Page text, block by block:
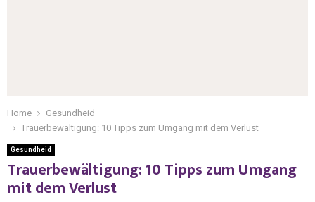
Home
Gesundheid
Trauerbewältigung: 10 Tipps zum Umgang mit dem Verlust
Gesundheid
Trauerbewältigung: 10 Tipps zum Umgang
mit dem Verlust